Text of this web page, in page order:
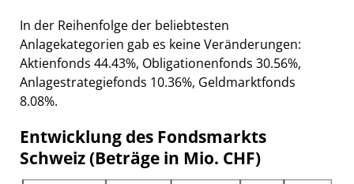
In der Reihenfolge der beliebtesten
Anlagekategorien gab es keine Veränderungen:
Aktienfonds 44.43%, Obligationenfonds 30.56%,
Anlagestrategiefonds 10.36%, Geldmarktfonds
8.08%.
Entwicklung des Fondsmarkts
Schweiz (Beträge in Mio. CHF)